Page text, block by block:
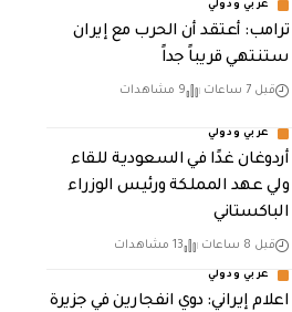
عربي ودولي
‏ترامب: أعتقد أن الحرب مع إيران
ستنتهي قريباً جداً
قبل 7 ساعات 9 مشاهدات
عربي ودولي
أردوغان غدًا في السعودية للقاء
ولي عهد المملكة ورئيس الوزراء
الباكستاني
قبل 8 ساعات 13 مشاهدات
عربي ودولي
اعلام إيراني: دوي انفجارين في جزيرة